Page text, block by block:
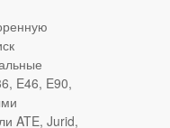
E46, E90,
ATE, Jurid,